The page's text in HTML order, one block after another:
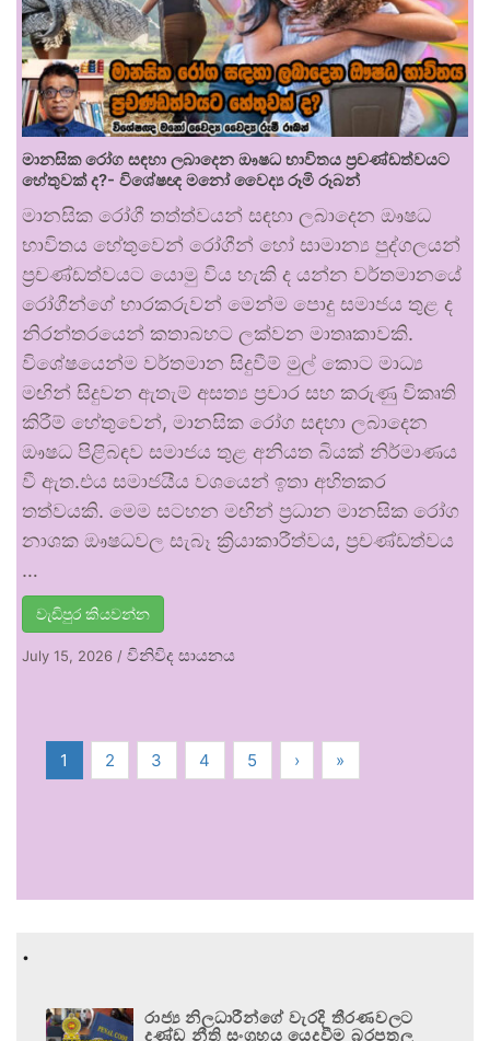
මානසික රෝග සඳහා ලබාදෙන ඖෂධ භාවිතය ප්‍රචණ්ඩත්වයට
හේතුවක් ද?- විශේෂඥ මනෝ වෛද්‍ය රූමි රූබන්
මානසික රෝගී තත්ත්වයන් සඳහා ලබාදෙන ඖෂධ
භාවිතය හේතුවෙන් රෝගීන් හෝ සාමාන්‍ය පුද්ගලයන්
ප්‍රචණ්ඩත්වයට යොමු විය හැකි ද යන්න වර්තමානයේ
රෝගීන්ගේ භාරකරුවන් මෙන්ම පොදු සමාජය තුළ ද
නිරන්තරයෙන් කතාබහට ලක්වන මාතෘකාවකි.
විශේෂයෙන්ම වර්තමාන සිදුවීම් මුල් කොට මාධ්‍ය
මඟින් සිදුවන ඇතැම් අසත්‍ය ප්‍රචාර සහ කරුණු විකෘති
කිරීම් හේතුවෙන්, මානසික රෝග සඳහා ලබාදෙන
ඖෂධ පිළිබඳව සමාජය තුළ අනියත බියක් නිර්මාණය
වී ඇත.එය සමාජයීය වශයෙන් ඉතා අහිතකර
තත්වයකි. මෙම සටහන මඟින් ප්‍රධාන මානසික රෝග
නාශක ඖෂධවල සැබෑ ක්‍රියාකාරීත්වය, ප්‍රචණ්ඩත්වය
…
වැඩිපුර කියවන්න
July 15, 2026 / විනිවිද සායනය
1 2 3 4 5 › »
.
රාජ්‍ය නිලධාරීන්ගේ වැරදි තීරණවලට
දණ්ඩ නීති සංග්‍රහය යෙදවීම බරපතල